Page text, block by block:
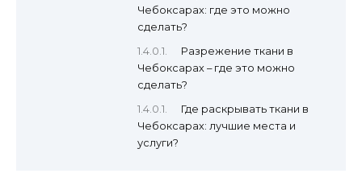
Чебоксарах: где это можно
сделать?
Разрежение ткани в
Чебоксарах – где это можно
сделать?
Где раскрывать ткани в
Чебоксарах: лучшие места и
услуги?